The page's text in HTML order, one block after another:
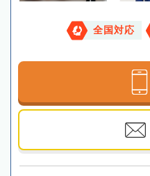
全国対応